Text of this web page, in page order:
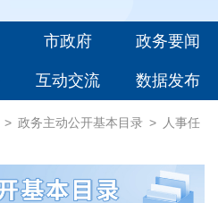
市政府 政务要闻
互动交流 数据发布
> 政务主动公开基本目录 > 人事任